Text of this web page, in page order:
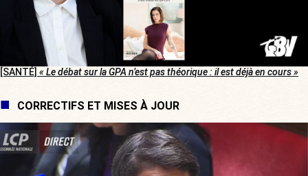
[SANTÉ] « Le débat sur la GPA n’est pas théorique : il est déjà en cours »
CORRECTIFS ET MISES À JOUR